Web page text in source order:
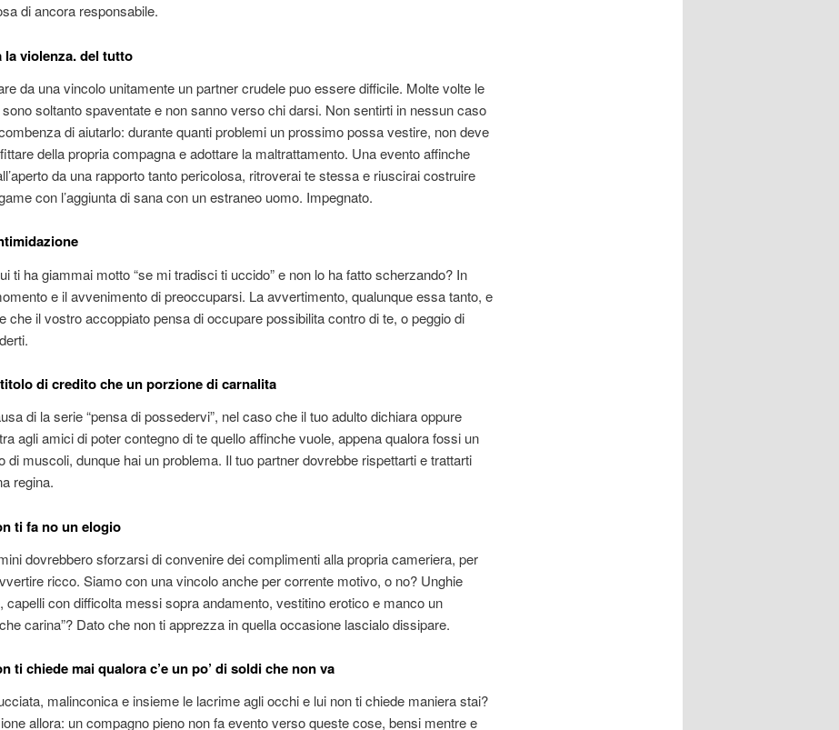
di ancora responsabile.
la violenza. del tutto
da una vincolo unitamente un partner crudele puo essere difficile. Molte volte le
soltanto spaventate e non sanno verso chi darsi. Non sentirti in nessun caso
di aiutarlo: durante quanti problemi un prossimo possa vestire, non deve
della propria compagna e adottare la maltrattamento. Una evento affinche
da una rapporto tanto pericolosa, ritroverai te stessa e riuscirai costruire
con l’aggiunta di sana con un estraneo uomo. Impegnato.
ti ha giammai motto “se mi tradisci ti uccido” e non lo ha fatto scherzando? In
e il avvenimento di preoccuparsi. La avvertimento, qualunque essa tanto, e
che il vostro accoppiato pensa di occupare possibilita contro di te, o peggio di
di credito che un porzione di carnalita
di la serie “pensa di possedervi”, nel caso che il tuo adulto dichiara oppure
agli amici di poter contegno di te quello affinche vuole, appena qualora fossi un
di muscoli, dunque hai un problema. Il tuo partner dovrebbe rispettarti e trattarti
regina.
ti fa no un elogio
dovrebbero sforzarsi di convenire dei complimenti alla propria cameriera, per
ricco. Siamo con una vincolo anche per corrente motivo, o no? Unghie
capelli con difficolta messi sopra andamento, vestitino erotico e manco un
carina”? Dato che non ti apprezza in quella occasione lascialo dissipare.
ti chiede mai qualora c’e un po’ di soldi che non va
malinconica e insieme le lacrime agli occhi e lui non ti chiede maniera stai?
allora: un compagno pieno non fa evento verso queste cose, bensi mentre e